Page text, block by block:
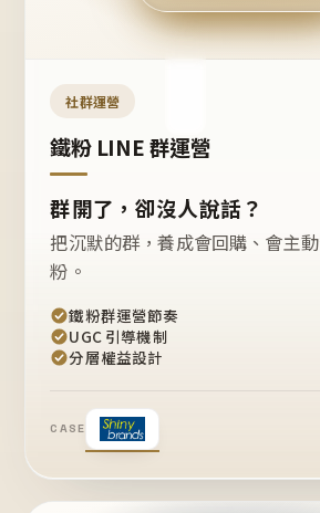
嗎
社群運營
鐵粉 LINE 群運營
群開了，卻沒人說話？
把沉默的群，養成會回購、會主
粉。
鐵粉群運營節奏
UGC 引導機制
分層權益設計
CASE